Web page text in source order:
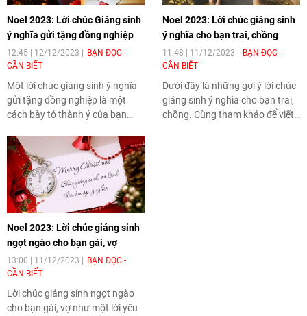
Noel 2023: Lời chúc Giáng sinh
ý nghĩa gửi tặng đồng nghiệp
12:45 | 12/12/2023
BẠN ĐỌC -
CẦN BIẾT
Một lời chúc giáng sinh ý nghĩa
gửi tặng đồng nghiệp là một
cách bày tỏ thành ý của bạn
đến những người đồng hành
cung bạn trong công việc. Cùng
tham khảo các mẫu dưới đây
nhé.
Noel 2023: Lời chúc giáng sinh
ý nghĩa cho bạn trai, chồng
11:48 | 11/12/2023
BẠN ĐỌC -
CẦN BIẾT
Dưới đây là những gợi ý lời chúc
giáng sinh ý nghĩa cho bạn trai,
chồng. Cùng tham khảo để viết
Noel 2023: Lời chúc giáng sinh
ngọt ngào cho bạn gái, vợ
13:00 | 11/12/2023
BẠN ĐỌC -
CẦN BIẾT
Lời chúc giáng sinh ngọt ngào
cho bạn gái, vợ như một lời yêu